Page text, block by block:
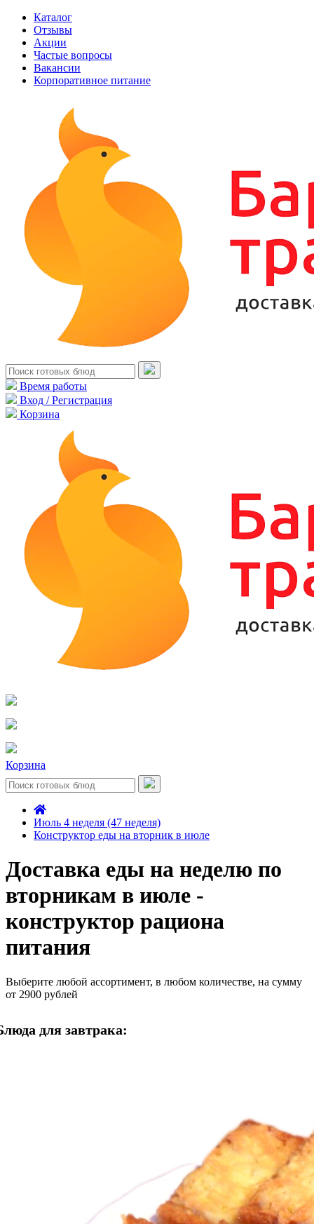
Каталог
Отзывы
Акции
Частые вопросы
Вакансии
Корпоративное питание
Время работы
Вход / Регистрация
Корзина
Корзина
Июль 4 неделя (47 неделя)
Конструктор еды на вторник в июле
Доставка еды на неделю по
вторникам в июле -
конструктор рациона
питания
Выберите любой ассортимент, в любом количестве, на сумму
от 2900 рублей
для завтрака: